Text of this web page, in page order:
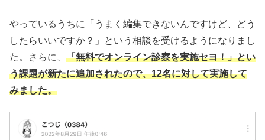
やっているうちに「うまく編集できないんですけど、どう
したらいいですか？」という相談を受けるようになりまし
た。さらに、 「無料でオンライン診察を実施セヨ！」とい
う課題が新たに追加されたので、12名に対して実施して
みました。